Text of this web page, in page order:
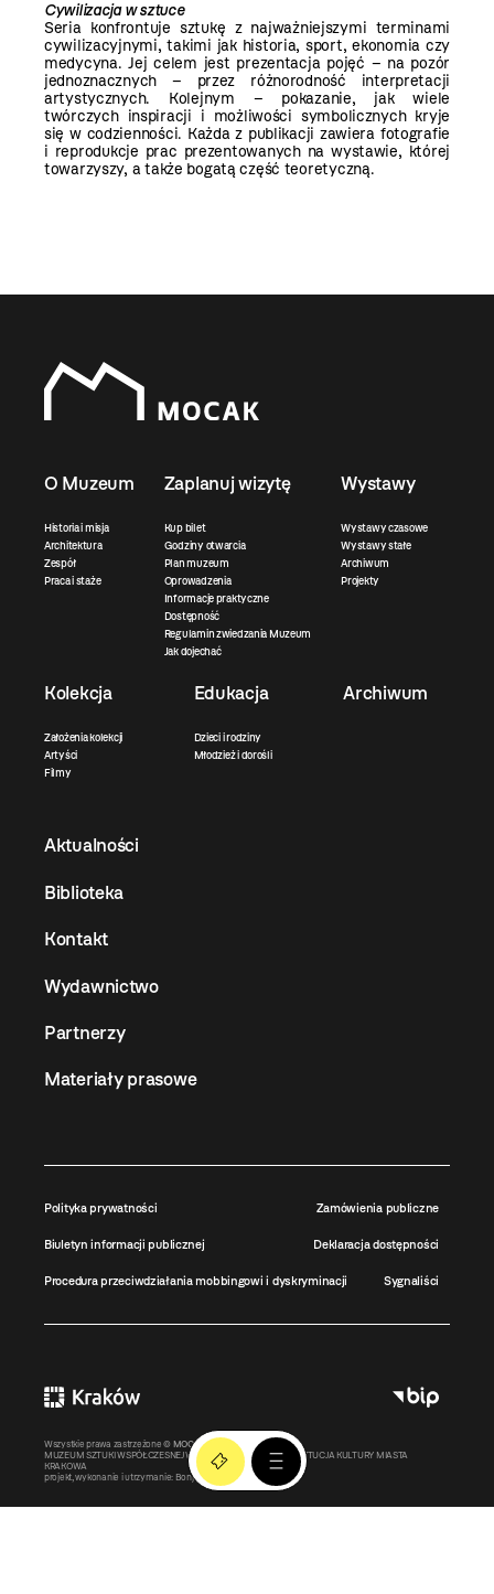
Cywilizacja w sztuce
Seria konfrontuje sztukę z najważniejszymi terminami
cywilizacyjnymi, takimi jak historia, sport, ekonomia czy
medycyna. Jej celem jest prezentacja pojęć – na pozór
jednoznacznych – przez różnorodność interpretacji
artystycznych. Kolejnym – pokazanie, jak wiele
twórczych inspiracji i możliwości symbolicznych kryje
się w codzienności. Każda z publikacji zawiera fotografie
i reprodukcje prac prezentowanych na wystawie, której
towarzyszy, a także bogatą część teoretyczną.
O Muzeum
Historia i misja
Architektura
Zespół
Praca i staże
Zaplanuj wizytę
Kup bilet
Godziny otwarcia
Plan muzeum
Oprowadzenia
Informacje praktyczne
Dostępność
Regulamin zwiedzania Muzeum
Jak dojechać
Wystawy
Wystawy czasowe
Wystawy stałe
Archiwum
Projekty
Kolekcja
Założenia kolekcji
Artyści
Filmy
Edukacja
Dzieci i rodziny
Młodzież i dorośli
Archiwum
Aktualności
Biblioteka
Kontakt
Wydawnictwo
Partnerzy
Materiały prasowe
Polityka prywatności Zamówienia publiczne
Biuletyn informacji publicznej Deklaracja dostępności
Procedura przeciwdziałania mobbingowi i dyskryminacji Sygnaliści
Wszystkie prawa zastrzeżone © MOCAK2011-2026
MUZEUM SZTUKI WSPÓŁCZESNEJ W KRAKOWIE MOCAK – INSTYTUCJA KULTURY MIASTA
KRAKOWA
projekt, wykonanie i utrzymanie: Bonjour.pl